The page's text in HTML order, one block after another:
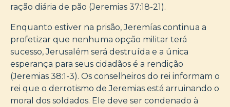
ração diária de pão (Jeremias 37:18-21).
Enquanto estiver na prisão, Jeremías continua a
profetizar que nenhuma opção militar terá
sucesso, Jerusalém será destruída e a única
esperança para seus cidadãos é a rendição
(Jeremias 38:1-3). Os conselheiros do rei informam o
rei que o derrotismo de Jeremias está arruinando o
moral dos soldados. Ele deve ser condenado à